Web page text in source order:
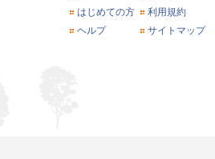
はじめての方
利用規約
ヘルプ
サイトマップ